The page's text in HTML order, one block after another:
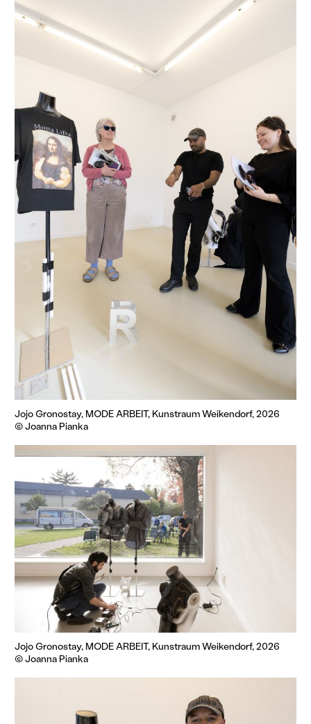
Jojo Gronostay, MODE ARBEIT, Kunstraum Weikendorf, 2026
© Joanna Pianka
Jojo Gronostay, MODE ARBEIT, Kunstraum Weikendorf, 2026
© Joanna Pianka